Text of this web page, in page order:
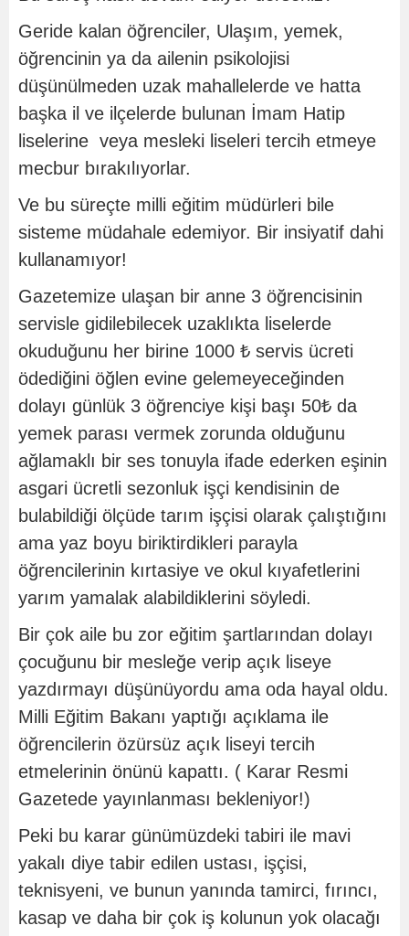
Geride kalan öğrenciler, Ulaşım, yemek,
öğrencinin ya da ailenin psikolojisi
düşünülmeden uzak mahallelerde ve hatta
başka il ve ilçelerde bulunan İmam Hatip
liselerine veya mesleki liseleri tercih etmeye
mecbur bırakılıyorlar.
Ve bu süreçte milli eğitim müdürleri bile
sisteme müdahale edemiyor. Bir insiyatif dahi
kullanamıyor!
Gazetemize ulaşan bir anne 3 öğrencisinin
servisle gidilebilecek uzaklıkta liselerde
okuduğunu her birine 1000 ₺ servis ücreti
ödediğini öğlen evine gelemeyeceğinden
dolayı günlük 3 öğrenciye kişi başı 50₺ da
yemek parası vermek zorunda olduğunu
ağlamaklı bir ses tonuyla ifade ederken eşinin
asgari ücretli sezonluk işçi kendisinin de
bulabildiği ölçüde tarım işçisi olarak çalıştığını
ama yaz boyu biriktirdikleri parayla
öğrencilerinin kırtasiye ve okul kıyafetlerini
yarım yamalak alabildiklerini söyledi.
Bir çok aile bu zor eğitim şartlarından dolayı
çocuğunu bir mesleğe verip açık liseye
yazdırmayı düşünüyordu ama oda hayal oldu.
Milli Eğitim Bakanı yaptığı açıklama ile
öğrencilerin özürsüz açık liseyi tercih
etmelerinin önünü kapattı. ( Karar Resmi
Gazetede yayınlanması bekleniyor!)
Peki bu karar günümüzdeki tabiri ile mavi
yakalı diye tabir edilen ustası, işçisi,
teknisyeni, ve bunun yanında tamirci, fırıncı,
kasap ve daha bir çok iş kolunun yok olacağı